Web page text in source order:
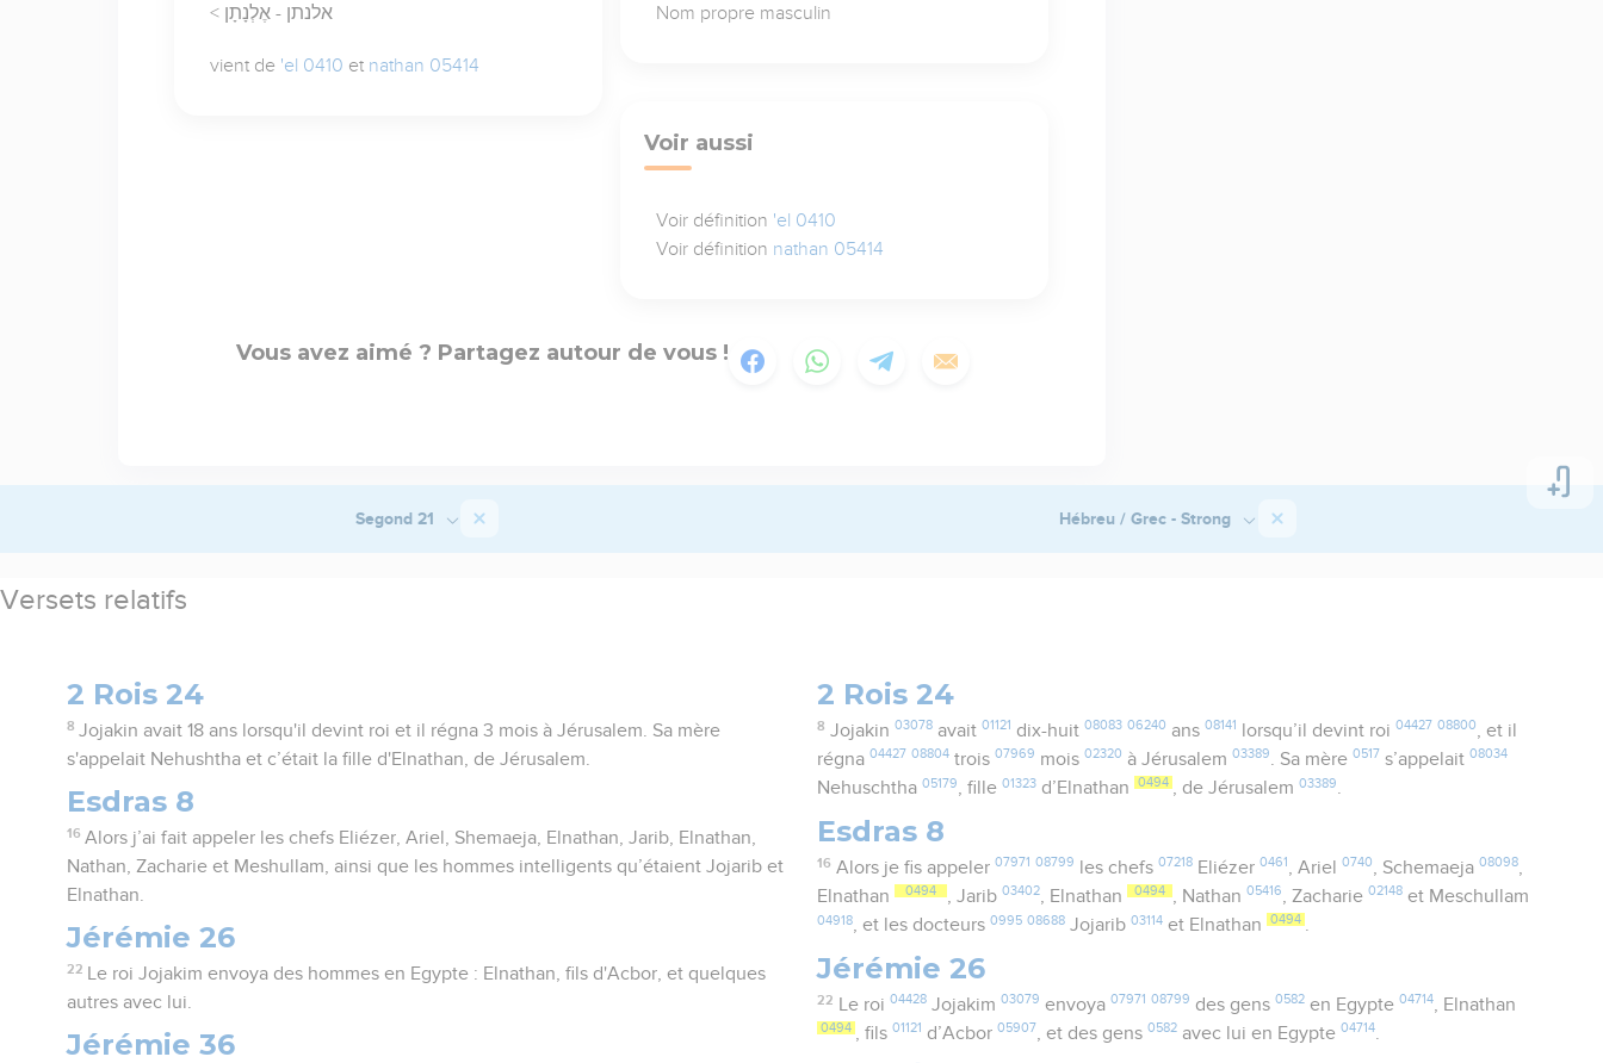
< אלנתן - אֶלְנָתָן
vient de 'el 0410 et nathan 05414
Nom propre masculin
Voir aussi
Voir définition 'el 0410
Voir définition nathan 05414
Vous avez aimé ? Partagez autour de vous !
Segond 21 Hébreu / Grec - Strong
Versets relatifs
2 Rois 24
8 Jojakin avait 18 ans lorsqu'il devint roi et il régna 3 mois à Jérusalem. Sa mère
s'appelait Nehushtha et c’était la fille d'Elnathan, de Jérusalem.
Esdras 8
16 Alors j’ai fait appeler les chefs Eliézer, Ariel, Shemaeja, Elnathan, Jarib, Elnathan,
Nathan, Zacharie et Meshullam, ainsi que les hommes intelligents qu’étaient Jojarib et
Elnathan.
Jérémie 26
22
Le roi Jojakim envoya des hommes en Egypte : Elnathan, fils d'Acbor, et quelques
autres avec lui.
Jérémie 36
2 Rois 24
8 Jojakin 03078avait 01121 dix-huit 08083 06240 ans 08141 lorsqu’il devint roi 04427 08800
, et il
régna04427 08804 trois07969 mois02320 à Jérusalem03389. Sa mère0517 s’appelait08034
Nehuschtha05179, fille01323 d’Elnathan 0494 , de Jérusalem03389.
Esdras 8
16 Alors je fis appeler 07971 08799 les chefs 07218Eliézer 0461 , Ariel 0740 , Schemaeja 08098,
Elnathan
0494 , Jarib03402, Elnathan 0494 , Nathan05416, Zacharie02148 et Meschullam
04918, et les docteurs0995 08688 Jojarib03114 et Elnathan 0494 .
Jérémie 26
22 Le roi 04428Jojakim 03079 envoya 07971 08799 des gens 0582en Egypte 04714, Elnathan
0494 , fils01121 d’Acbor05907, et des gens0582 avec lui en Egypte04714.